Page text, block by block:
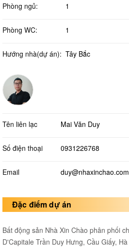
Phòng ngủ: 1
Phòng WC: 1
Hướng nhà(dự án): Tây Bắc
Tên liên lạc Mai Văn Duy
Số điện thoại 0931226768
Email duy@nhaxinchao.com
Đặc điểm dự án
Bất động sản Nhà Xin Chào phân phối
D'Capitale Trần Duy Hưng, Cầu Giấy,